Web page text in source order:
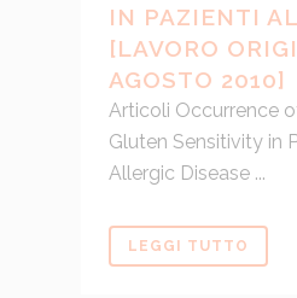
IN PAZIENTI
[LAVORO
AGOSTO 2010]
Articoli Occurrence
Gluten Sensitivity in
Allergic Disease ...
LEGGI TUTTO